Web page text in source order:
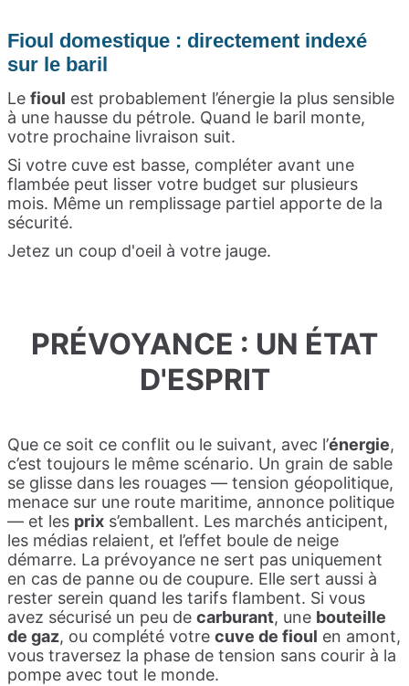
Fioul domestique : directement indexé
sur le baril
Le fioul est probablement l’énergie la plus sensible
à une hausse du pétrole. Quand le baril monte,
votre prochaine livraison suit.
Si votre cuve est basse, compléter avant une
flambée peut lisser votre budget sur plusieurs
mois. Même un remplissage partiel apporte de la
sécurité.
Jetez un coup d'oeil à votre jauge.
PRÉVOYANCE : UN ÉTAT
D'ESPRIT
Que ce soit ce conflit ou le suivant, avec l’énergie,
c’est toujours le même scénario. Un grain de sable
se glisse dans les rouages — tension géopolitique,
menace sur une route maritime, annonce politique
— et les prix s’emballent. Les marchés anticipent,
les médias relaient, et l’effet boule de neige
démarre. La prévoyance ne sert pas uniquement
en cas de panne ou de coupure. Elle sert aussi à
rester serein quand les tarifs flambent. Si vous
avez sécurisé un peu de carburant, une bouteille
de gaz, ou complété votre cuve de fioul en amont,
vous traversez la phase de tension sans courir à la
pompe avec tout le monde.